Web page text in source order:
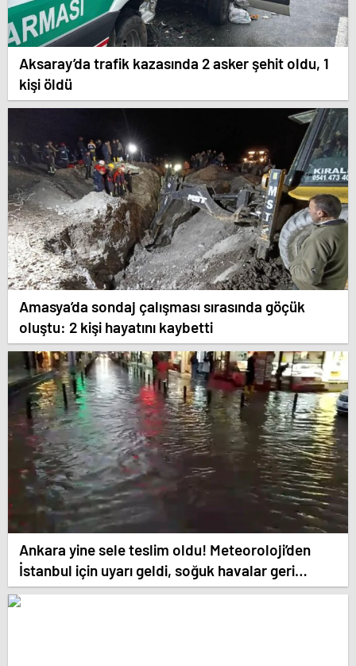
Aksaray’da trafik kazasında 2 asker şehit oldu, 1
kişi öldü
Amasya’da sondaj çalışması sırasında göçük
oluştu: 2 kişi hayatını kaybetti
Ankara yine sele teslim oldu! Meteoroloji’den
İstanbul için uyarı geldi, soğuk havalar geri
dönüyor tarih verildi